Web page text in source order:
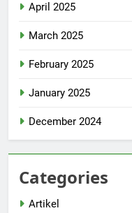
April 2025
March 2025
February 2025
January 2025
December 2024
Categories
Artikel